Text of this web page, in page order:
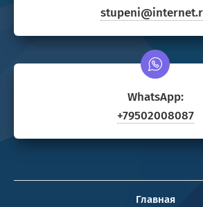
WhatsApp:
+79502008087
Главная